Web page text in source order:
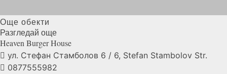
Още обекти
Разгледай още
Heaven BurgerHouse
ул. Стефан Стамболов 6 / 6, Stefan Stambolov Str.
0877555982